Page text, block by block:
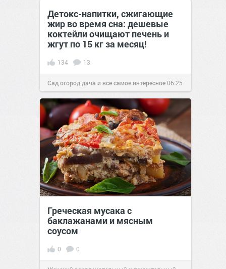
Детокс-напитки, сжигающие
жир во время сна: дешевые
коктейли очищают печень и
жгут по 15 кг за месяц!
134 13
Сад огород дача и все самое интересное06:25
13 окт 2018
Греческая мусака с
баклажанами и мясным
соусом
0 0